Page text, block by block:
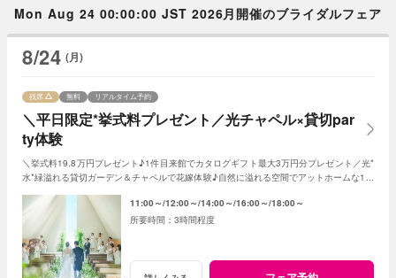
Mon Aug 24 00:00:00 JST 2026月開催のブライダルフェア
8/24 (月)
＼平日限定*挙式料プレゼント／光チャペル×貸切par
ty体験
残席 無料 リアルタイム予約
＼挙式料19.8万円プレゼント♪1件目来館でカタログギフト最大3万円分プレゼント／光*
水*緑溢れる貸切ガーデン＆チャペルで花嫁体験♪自然に溢れる空間でアットホームな1日
11:00～ 12:00～ 14:00～ 16:00～ 18:00～
3時間程度